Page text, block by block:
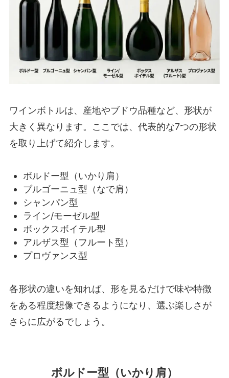
ワインボトルは、産地やブドウ品種など、形状が
大きく異なります。ここでは、代表的な7つの形状
を取り上げて紹介します。
ボルドー型（いかり肩）
ブルゴーニュ型（なで肩）
シャンパン型
ライン/モーゼル型
ボックスボイテル型
アルザス型（フルート型）
プロヴァンス型
各形状の違いを知れば、形を見るだけで味や特徴
をある程度想像できるようになり、選ぶ楽しさが
さらに広がるでしょう。
ボルドー型（いかり肩）